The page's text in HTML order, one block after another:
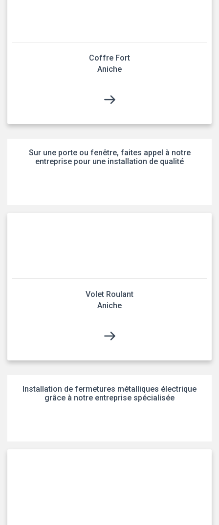
Coffre Fort
Aniche
Sur une porte ou fenêtre, faites appel à notre
entreprise pour une installation de qualité
Volet Roulant
Aniche
Installation de fermetures métalliques électrique
grâce à notre entreprise spécialisée